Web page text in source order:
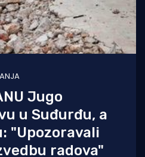
Jugo
u Suđurđu, a
"Upozoravali
radova"